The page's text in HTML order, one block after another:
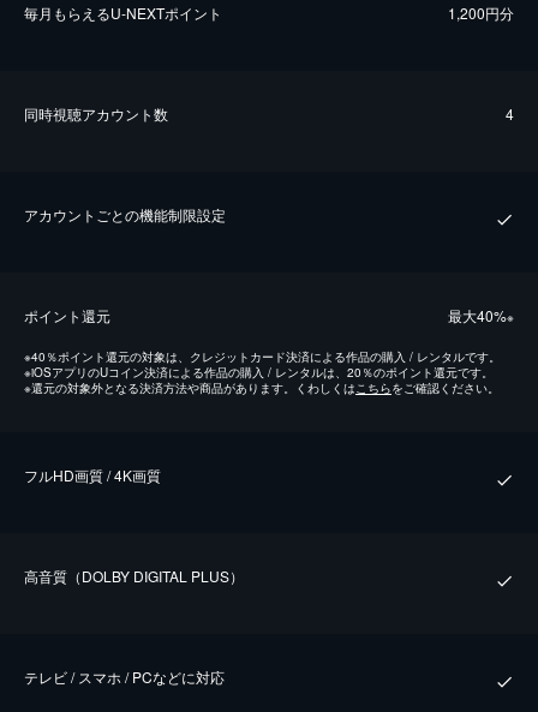
毎⽉もらえるU-NEXTポイント 1,200円分
同時視聴アカウント数 4
アカウントごとの機能制限設定
ポイント還元 最⼤40%※
※40％ポイント還元の対象は、クレジットカード決済による作品の購入 / レンタルです。
※iOSアプリのUコイン決済による作品の購入 / レンタルは、20％のポイント還元です。
※還元の対象外となる決済方法や商品があります。くわしくはこちらをご確認ください。
フルHD画質 / 4K画質
⾼⾳質（DOLBY DIGITAL PLUS）
テレビ / スマホ / PCなどに対応